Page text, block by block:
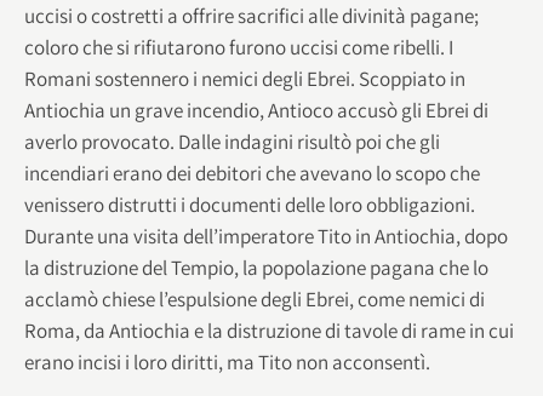
uccisi o costretti a offrire sacrifici alle divinità pagane;
coloro che si rifiutarono furono uccisi come ribelli. I
Romani sostennero i nemici degli Ebrei. Scoppiato in
Antiochia un grave incendio, Antioco accusò gli Ebrei di
averlo provocato. Dalle indagini risultò poi che gli
incendiari erano dei debitori che avevano lo scopo che
venissero distrutti i documenti delle loro obbligazioni.
Durante una visita dell’imperatore Tito in Antiochia, dopo
la distruzione del Tempio, la popolazione pagana che lo
acclamò chiese l’espulsione degli Ebrei, come nemici di
Roma, da Antiochia e la distruzione di tavole di rame in cui
erano incisi i loro diritti, ma Tito non acconsentì.